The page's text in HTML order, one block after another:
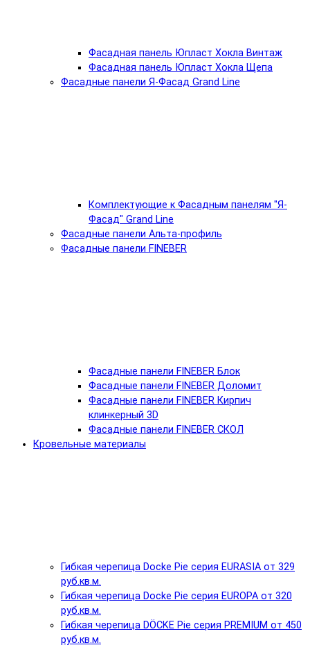
Фасадная панель Юпласт Хокла Винтаж
Фасадная панель Юпласт Хокла Щепа
Фасадные панели Я-Фасад Grand Line
Комплектующие к Фасадным панелям "Я-
Фасад" Grand Line
Фасадные панели Альта-профиль
Фасадные панели FINEBER
Фасадные панели FINEBER Блок
Фасадные панели FINEBER Доломит
Фасадные панели FINEBER Кирпич
клинкерный 3D
Фасадные панели FINEBER СКОЛ
Кровельные материалы
Гибкая черепица Docke Pie серия EURASIA от 329
руб.кв.м.
Гибкая черепица Docke Pie серия EUROPA от 320
руб.кв.м.
Гибкая черепица DÖCKE Pie серия PREMIUM от 450
руб.кв.м.